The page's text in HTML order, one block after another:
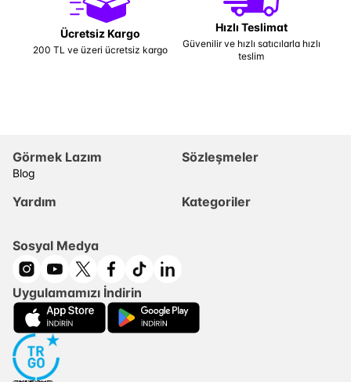
Ücretsiz Kargo
200 TL ve üzeri ücretsiz kargo
Hızlı Teslimat
Güvenilir ve hızlı satıcılarla hızlı
teslim
Görmek Lazım
Blog
Sözleşmeler
Yardım Kategoriler
Sosyal Medya
Uygulamamızı İndirin